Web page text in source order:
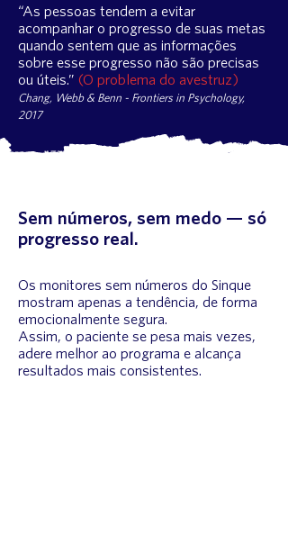
“As pessoas tendem a evitar
acompanhar o progresso de suas metas
quando sentem que as informações
sobre esse progresso não são precisas
ou úteis.” (O problema do avestruz)
Chang, Webb & Benn - Frontiers in Psychology,
2017
Sem números, sem medo — só
progresso real.
Os monitores sem números do Sinque
mostram apenas a tendência, de forma
emocionalmente segura.
Assim, o paciente se pesa mais vezes,
adere melhor ao programa e alcança
resultados mais consistentes.